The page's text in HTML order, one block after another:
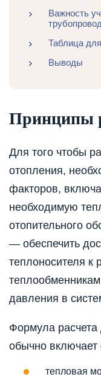
Важность
Таблица
Выводы
Принципы
Для того чтобы
отопления,
факторов,
необходимую
отопительного
— обеспечить
теплоносителя к
давления в
Формула расчета
обычно
тепловая